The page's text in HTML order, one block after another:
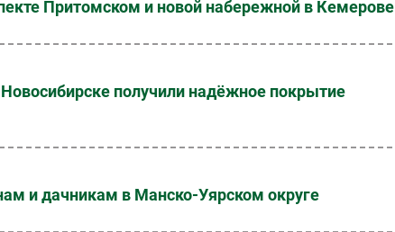
Притомском и новой набережной в Кемерове
получили надёжное покрытие
и дачникам в Манско-Уярском округе